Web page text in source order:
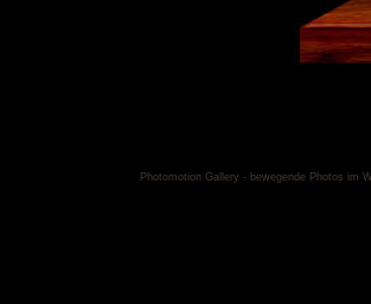
Photomotion Gallery - bewegende Photos im